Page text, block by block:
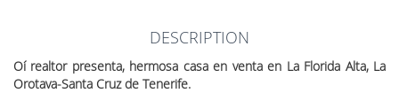
DESCRIPTION
Oí realtor presenta, hermosa casa en venta en La Florida Alta, La
Orotava-Santa Cruz de Tenerife.